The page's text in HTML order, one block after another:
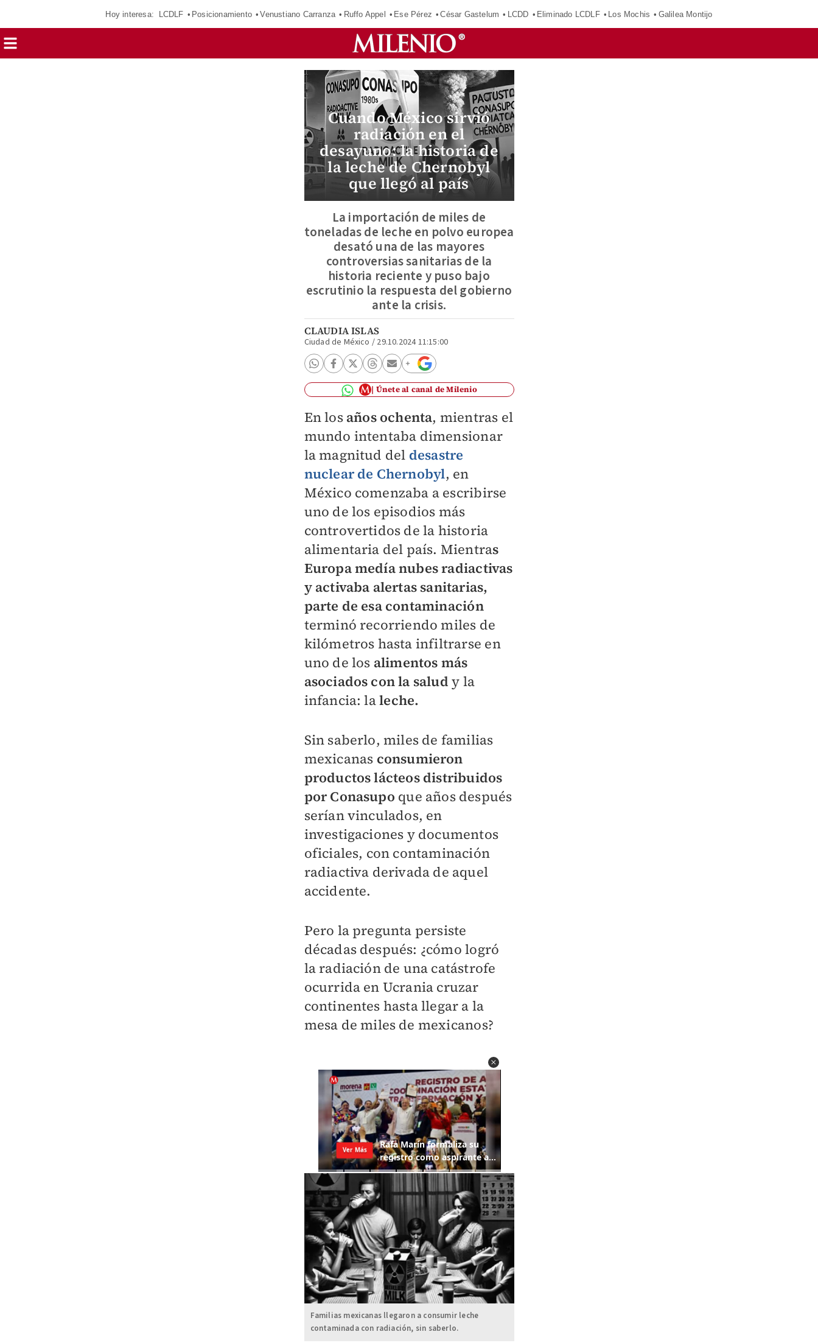
Hoy interesa: LCDLF Posicionamiento Venustiano Carranza Ruffo Appel Ese Pérez César Gastelum LCDD Eliminado LCDLF Los Mochis Galilea Montijo
Cuando México sirvió
radiación en el
desayuno: la historia de
la leche de Chernobyl
que llegó al país
La importación de miles de
toneladas de leche en polvo europea
desató una de las mayores
controversias sanitarias de la
historia reciente y puso bajo
escrutinio la respuesta del gobierno
ante la crisis.
CLAUDIA ISLAS
Ciudad de México / 29.10.2024 11:15:00
Únete al canal de Milenio
En los años ochenta, mientras el
mundo intentaba dimensionar
la magnitud del desastre
nuclear de Chernobyl, en
México comenzaba a escribirse
uno de los episodios más
controvertidos de la historia
alimentaria del país. Mientras
Europa medía nubes radiactivas
y activaba alertas sanitarias,
parte de esa contaminación
terminó recorriendo miles de
kilómetros hasta infiltrarse en
uno de los alimentos más
asociados con la saludy la
infancia: laleche.
Sin saberlo, miles de familias
mexicanas consumieron
productos lácteos distribuidos
por Conasupo que años después
serían vinculados, en
investigaciones y documentos
oficiales, con contaminación
radiactiva derivada de aquel
accidente.
Pero la pregunta persiste
décadas después: ¿cómo logró
la radiación de una catástrofe
ocurrida en Ucrania cruzar
continentes hasta llegar a la
mesa de miles de mexicanos?
Familias mexicanas llegaron a consumir leche
contaminada con radiación, sin saberlo.